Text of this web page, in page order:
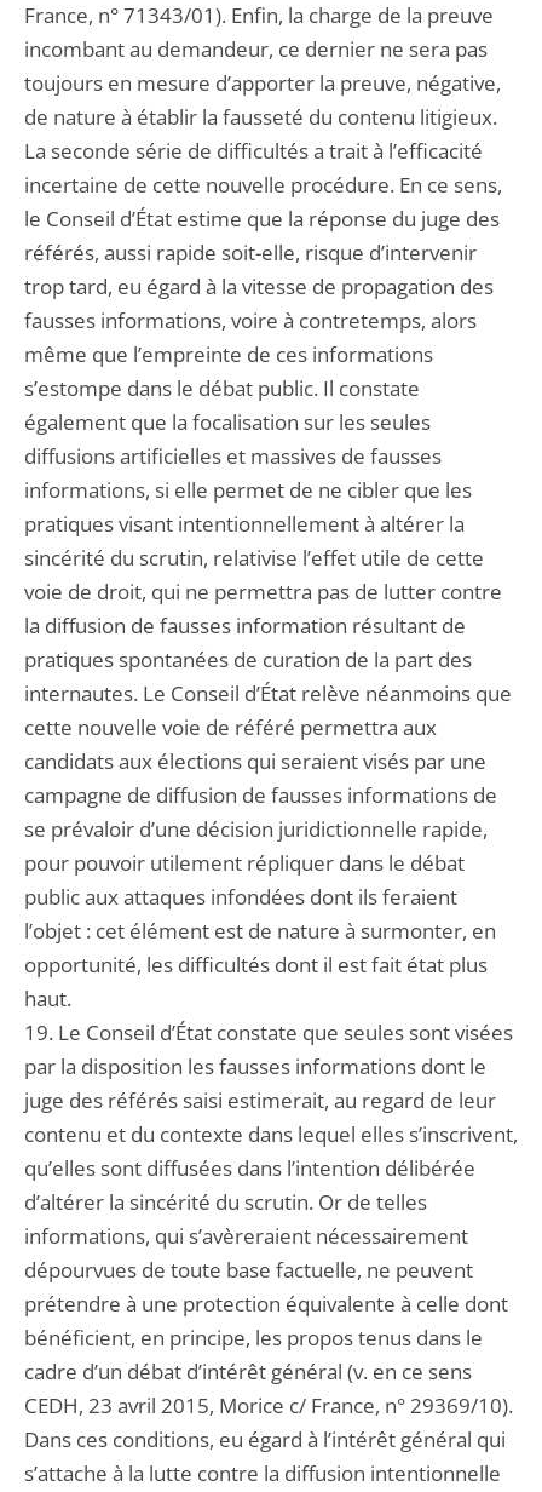
France, n° 71343/01). Enfin, la charge de la preuve
incombant au demandeur, ce dernier ne sera pas
toujours en mesure d’apporter la preuve, négative,
de nature à établir la fausseté du contenu litigieux.
La seconde série de difficultés a trait à l’efficacité
incertaine de cette nouvelle procédure. En ce sens,
le Conseil d’État estime que la réponse du juge des
référés, aussi rapide soit-elle, risque d’intervenir
trop tard, eu égard à la vitesse de propagation des
fausses informations, voire à contretemps, alors
même que l’empreinte de ces informations
s’estompe dans le débat public. Il constate
également que la focalisation sur les seules
diffusions artificielles et massives de fausses
informations, si elle permet de ne cibler que les
pratiques visant intentionnellement à altérer la
sincérité du scrutin, relativise l’effet utile de cette
voie de droit, qui ne permettra pas de lutter contre
la diffusion de fausses information résultant de
pratiques spontanées de curation de la part des
internautes. Le Conseil d’État relève néanmoins que
cette nouvelle voie de référé permettra aux
candidats aux élections qui seraient visés par une
campagne de diffusion de fausses informations de
se prévaloir d’une décision juridictionnelle rapide,
pour pouvoir utilement répliquer dans le débat
public aux attaques infondées dont ils feraient
l’objet : cet élément est de nature à surmonter, en
opportunité, les difficultés dont il est fait état plus
haut.
19. Le Conseil d’État constate que seules sont visées
par la disposition les fausses informations dont le
juge des référés saisi estimerait, au regard de leur
contenu et du contexte dans lequel elles s’inscrivent,
qu’elles sont diffusées dans l’intention délibérée
d’altérer la sincérité du scrutin. Or de telles
informations, qui s’avèreraient nécessairement
dépourvues de toute base factuelle, ne peuvent
prétendre à une protection équivalente à celle dont
bénéficient, en principe, les propos tenus dans le
cadre d’un débat d’intérêt général (v. en ce sens
CEDH, 23 avril 2015, Morice c/ France, n° 29369/10).
Dans ces conditions, eu égard à l’intérêt général qui
s’attache à la lutte contre la diffusion intentionnelle